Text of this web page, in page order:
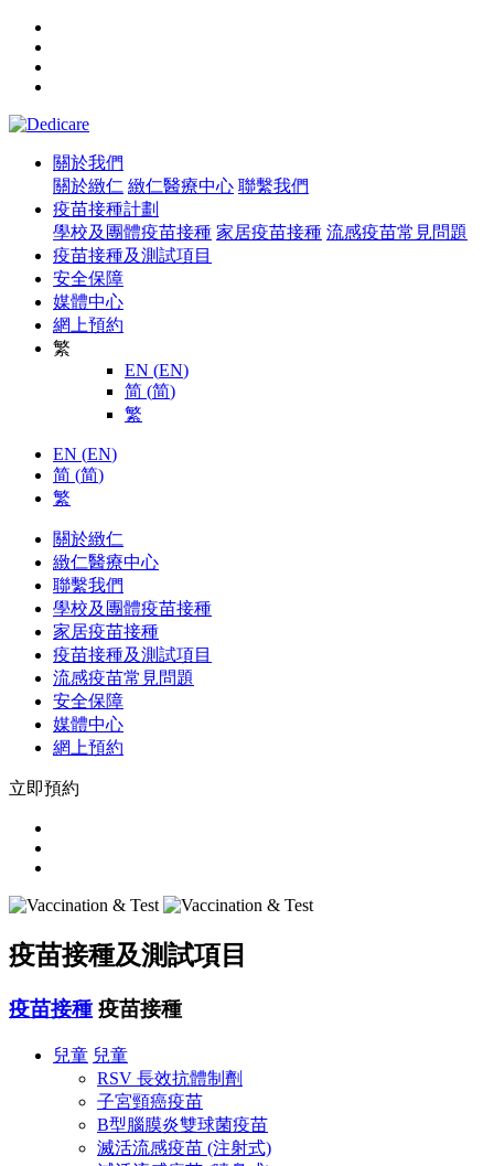
關於我們
關於緻仁 緻仁醫療中心 聯繫我們
疫苗接種計劃
學校及團體疫苗接種 家居疫苗接種 流感疫苗常見問題
疫苗接種及測試項目
安全保障
媒體中心
網上預約
繁
EN (EN)
简 (简)
繁
EN (EN)
简 (简)
繁
關於緻仁
緻仁醫療中心
聯繫我們
學校及團體疫苗接種
家居疫苗接種
疫苗接種及測試項目
流感疫苗常見問題
安全保障
媒體中心
網上預約
立即預約
疫苗接種及測試項目
疫苗接種 疫苗接種
兒童 兒童
RSV 長效抗體制劑
子宮頸癌疫苗
B型腦膜炎雙球菌疫苗
滅活流感疫苗 (注射式)